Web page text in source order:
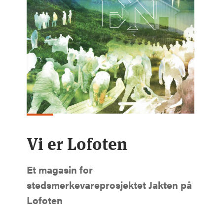
Vi er Lofoten
Et magasin for
stedsmerkevareprosjektet Jakten på
Lofoten